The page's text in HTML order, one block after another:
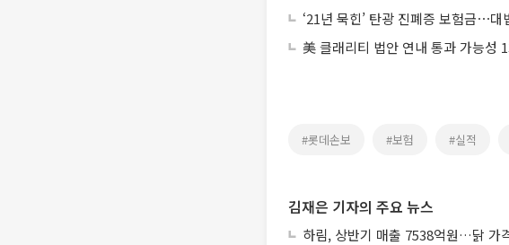
‘21년 묵힌’ 탄광 진폐증 보험금⋯
美 클래리티 법안 연내 통과 가능성
#롯데손보 #보험 #실적
김재은 기자의 주요 뉴스
하림, 상반기 매출 7538억원…닭 가